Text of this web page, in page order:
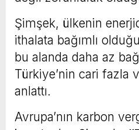
Şimşek, ülkenin
ithalata bağımlı
bu alanda daha az
Türkiye’nin cari fazla
anlattı.
Avrupa’nın karbon